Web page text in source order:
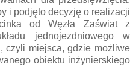
i podjęto decyzję o realizacji
od Węzła Zaświat z
jednojezdniowego w
czyli miejsca, gdzie możliwe
obiektu inżynierskiego